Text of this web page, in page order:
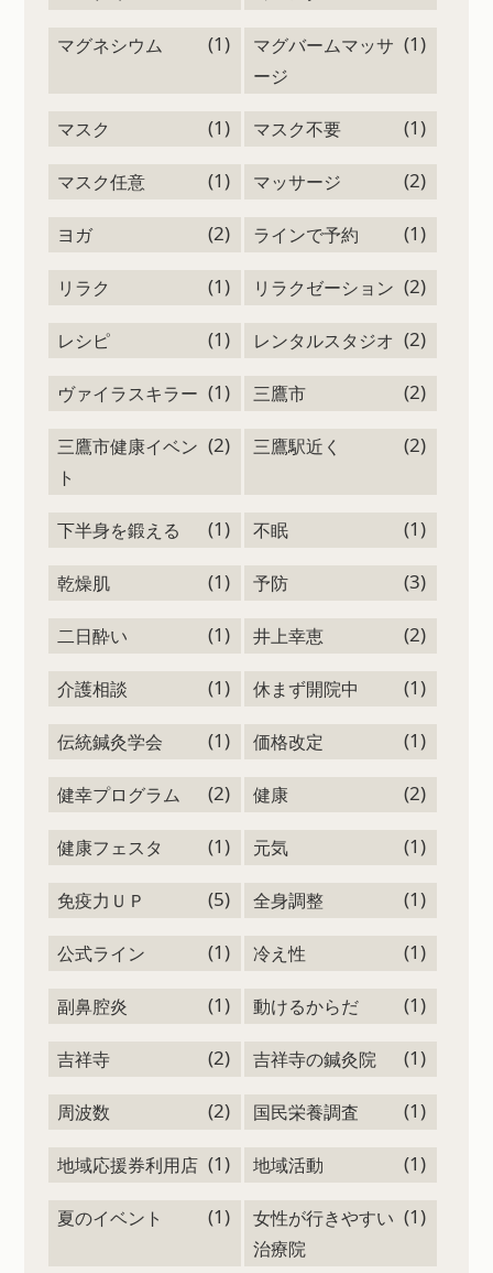
マグネシウム (1)
マグバームマッサ
ージ
(1)
マスク (1) マスク不要 (1)
マスク任意 (1) マッサージ (2)
ヨガ (2) ラインで予約 (1)
リラク (1) リラクゼーション (2)
レシピ (1) レンタルスタジオ (2)
ヴァイラスキラー (1) 三鷹市 (2)
三鷹市健康イベン
ト
(2) 三鷹駅近く (2)
下半身を鍛える (1) 不眠 (1)
乾燥肌 (1) 予防 (3)
二日酔い (1) 井上幸恵 (2)
介護相談 (1) 休まず開院中 (1)
伝統鍼灸学会 (1) 価格改定 (1)
健幸プログラム (2) 健康 (2)
健康フェスタ (1) 元気 (1)
免疫力ＵＰ (5) 全身調整 (1)
公式ライン (1) 冷え性 (1)
副鼻腔炎 (1) 動けるからだ (1)
吉祥寺 (2) 吉祥寺の鍼灸院 (1)
周波数 (2) 国民栄養調査 (1)
地域応援券利用店 (1) 地域活動 (1)
夏のイベント (1)
女性が行きやすい
治療院
(1)